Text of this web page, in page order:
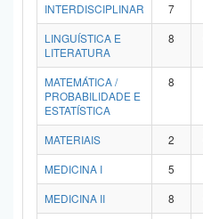
INTERDISCIPLINAR
7
LINGUÍSTICA E
LITERATURA
8
MATEMÁTICA /
PROBABILIDADE E
ESTATÍSTICA
8
MATERIAIS 2
MEDICINA I
5
MEDICINA II
8